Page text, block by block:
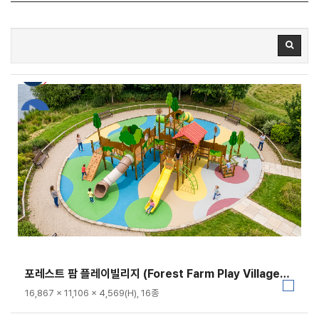
포레스트 팜 플레이빌리지 (Forest Farm Play Village)｜GGPG-003A
16,867 × 11,106 × 4,569(H), 16종